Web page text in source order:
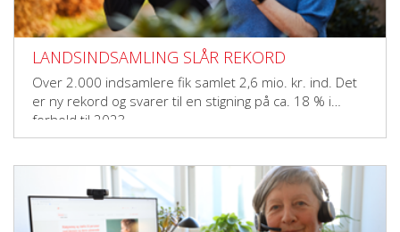
LANDSINDSAMLING SLÅR REKORD
Over 2.000 indsamlere fik samlet 2,6 mio. kr. ind. Det
er ny rekord og svarer til en stigning på ca. 18 % i
forhold til 2023.